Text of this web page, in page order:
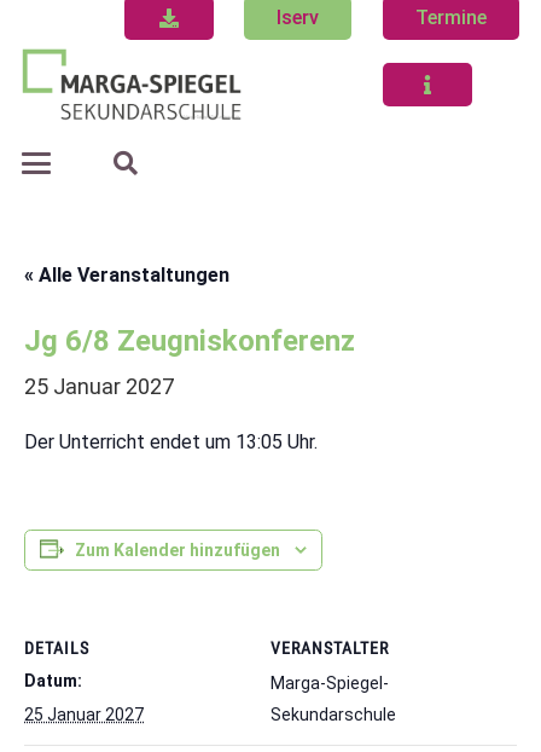
Iserv Termine
« Alle Veranstaltungen
Jg 6/8 Zeugniskonferenz
25 Januar 2027
Der Unterricht endet um 13:05 Uhr.
Zum Kalender hinzufügen
DETAILS
Datum:
25 Januar 2027
VERANSTALTER
Marga-Spiegel-
Sekundarschule